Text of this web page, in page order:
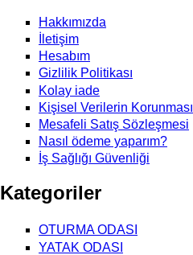
Hakkımızda
İletişim
Hesabım
Gizlilik Politikası
Kolay iade
Kişisel Verilerin Korunması
Mesafeli Satış Sözleşmesi
Nasıl ödeme yaparım?
İş Sağlığı Güvenliği
Kategoriler
OTURMA ODASI
YATAK ODASI